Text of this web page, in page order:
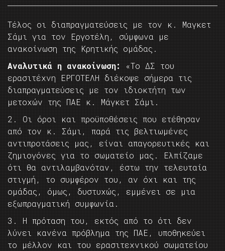
Τέλος οι διαπραγματεύσεις με τον κ. Μαγκετ
Σάμι για τον Εργοτέλη, σύμφωνα με
ανακοίνωση της Κρητικής ομάδας.
Αναλυτικά η ανακοίνωση:
«Το ΔΣ του
ερασιτέχνη ΕΡΓΟΤΕΛΗ διέκοψε σήμερα τις
διαπραγματεύσεις με τον ιδιοκτήτη των
μετοχών της ΠΑΕ κ. Μάγκετ Σάμι.
2. Οι όροι και προϋποθέσεις που ετέθησαν
από τον κ. Σάμι, παρά τις βελτιωμένες
αντιπροτάσεις μας, είναι απαγορευτικές και
ζημιογόνες για το σωματείο μας. Ελπίζαμε
ότι θα αντιλαμβανόταν, έστω την τελευταία
στιγμή, το συμφέρον του, αν όχι και της
ομάδας, όμως, δυστυχώς, εμμένει σε μια
εξωπραγματική συμφωνία.
3. Η πρόταση του, εκτός από το ότι δεν
λύνει κανένα πρόβλημα της ΠΑΕ, υποθηκεύει
το μέλλον και του ερασιτεχνικού σωματείου